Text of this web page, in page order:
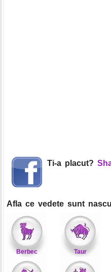
Ti-a placut?
Afla ce vedete sunt
Berbec Taur